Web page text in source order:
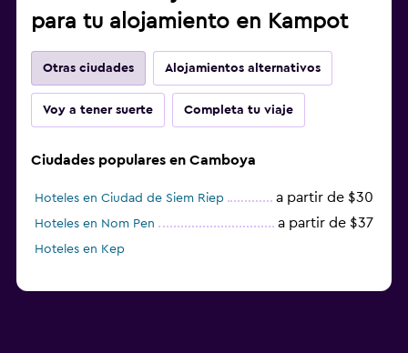
para tu alojamiento en Kampot
Otras ciudades Alojamientos alternativos
Voy a tener suerte Completa tu viaje
Ciudades populares en Camboya
Hoteles en Ciudad de Siem Riep a partir de $30
Hoteles en Nom Pen a partir de $37
Hoteles en Kep